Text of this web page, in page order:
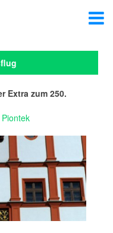
Extra zum 250.